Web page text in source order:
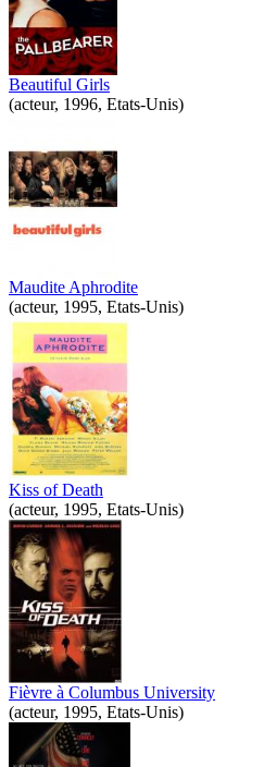
Beautiful Girls
(acteur, 1996, Etats-Unis)
Maudite Aphrodite
(acteur, 1995, Etats-Unis)
Kiss of Death
(acteur, 1995, Etats-Unis)
Fièvre à Columbus University
(acteur, 1995, Etats-Unis)